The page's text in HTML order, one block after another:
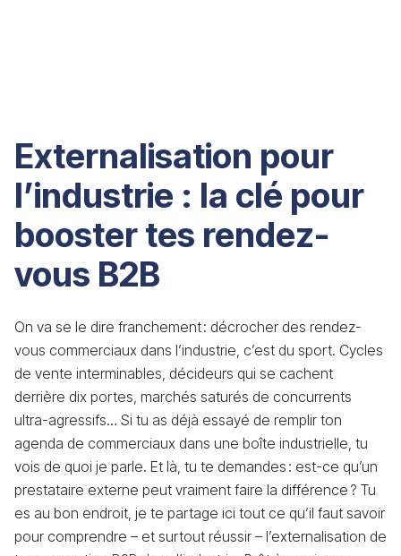
Externalisation pour
l’industrie : la clé pour
booster tes rendez-
vous B2B
On va se le dire franchement : décrocher des rendez-
vous commerciaux dans l’industrie, c’est du sport. Cycles
de vente interminables, décideurs qui se cachent
derrière dix portes, marchés saturés de concurrents
ultra-agressifs… Si tu as déjà essayé de remplir ton
agenda de commerciaux dans une boîte industrielle, tu
vois de quoi je parle. Et là, tu te demandes : est-ce qu’un
prestataire externe peut vraiment faire la différence ? Tu
es au bon endroit, je te partage ici tout ce qu’il faut savoir
pour comprendre – et surtout réussir – l’externalisation de